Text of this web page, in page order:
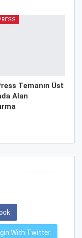
Temanın Üst
Alan
With Twitter